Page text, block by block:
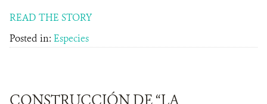
READ THE STORY
Posted in: Especies